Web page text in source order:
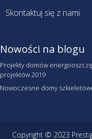
Skontaktuj się z nami
Nowości na blogu
Projekty domów
projektów 2019
Nowoczesne domy
Copyright © 2023